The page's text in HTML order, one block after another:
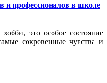
и профессионалов в школе
это особое состояние
сокровенные чувства и